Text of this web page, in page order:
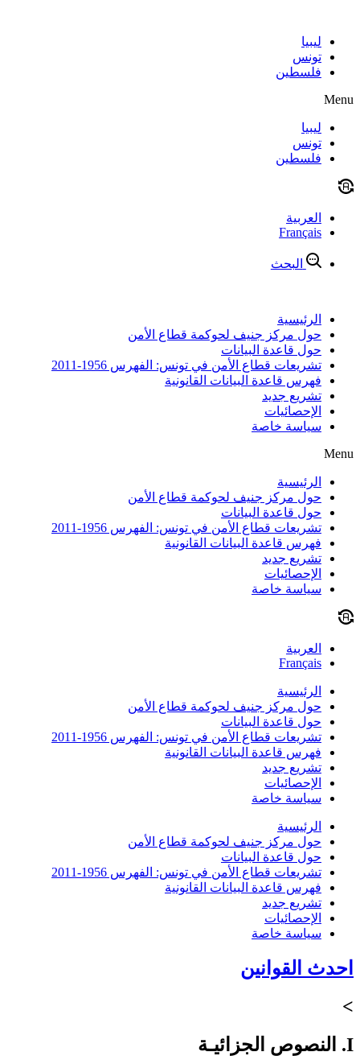
contentليبيا
تونس
فلسطين
Menu
ليبيا
تونس
فلسطين
العربية
Français
البحث
الرئيسية
حول مركز جنيف لحوكمة قطاع الأمن
حول قاعدة البيانات
تشريعات قطاع الأمن في تونس: الفهرس 1956-2011
فهرس قاعدة البيانات القانونية
تشريع جديد
الإحصائيات
سياسة خاصة
Menu
الرئيسية
حول مركز جنيف لحوكمة قطاع الأمن
حول قاعدة البيانات
تشريعات قطاع الأمن في تونس: الفهرس 1956-2011
فهرس قاعدة البيانات القانونية
تشريع جديد
الإحصائيات
سياسة خاصة
العربية
Français
الرئيسية
حول مركز جنيف لحوكمة قطاع الأمن
حول قاعدة البيانات
تشريعات قطاع الأمن في تونس: الفهرس 1956-2011
فهرس قاعدة البيانات القانونية
تشريع جديد
الإحصائيات
سياسة خاصة
الرئيسية
حول مركز جنيف لحوكمة قطاع الأمن
حول قاعدة البيانات
تشريعات قطاع الأمن في تونس: الفهرس 1956-2011
فهرس قاعدة البيانات القانونية
تشريع جديد
الإحصائيات
سياسة خاصة
احدث القوانين
>
I. النصوص الجزائيـة